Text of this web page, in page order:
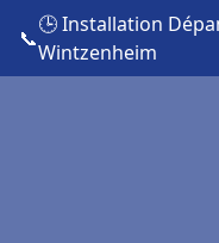
📞
🕒 Installation
Wintzenheim